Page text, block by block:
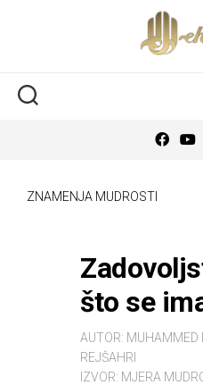
ZNAMENJA MUDROSTI
što se
AUTOR: MUHAMMED
REJŠAHRI
IZVOR: MJERA